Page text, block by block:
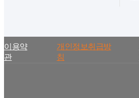
이용약
관
개인정보취급방
침